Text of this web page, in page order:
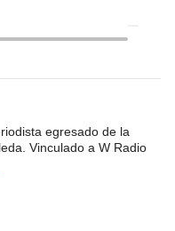
egresado de la
Vinculado a W Radio